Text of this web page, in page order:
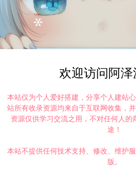
欢迎访问阿泽
本站仅为个人爱好搭建，分享个人建站
站所有收录资源均来自于互联网收集，
资源仅供学习交流之用，不对任何人的
途！
本站不提供任何技术支持、修改、维护
版。